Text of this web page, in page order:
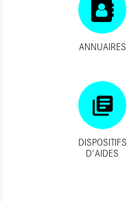
ANNUAIRES
DISPOSITIFS
D'AIDES